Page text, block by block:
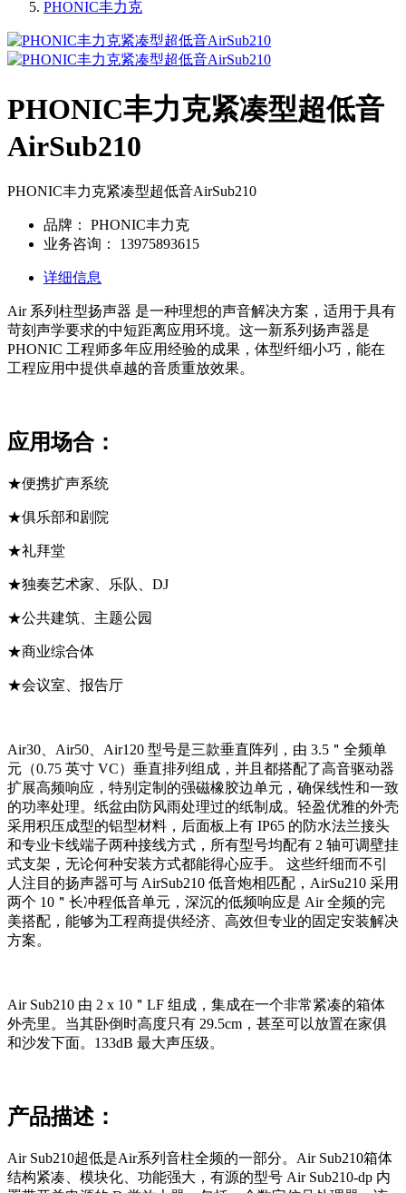
PHONIC丰力克
PHONIC丰力克紧凑型超低音
AirSub210
PHONIC丰力克紧凑型超低音AirSub210
品牌：
PHONIC丰力克
业务咨询：
13975893615
详细信息
Air 系列柱型扬声器 是一种理想的声音解决方案，适用于具有
苛刻声学要求的中短距离应用环境。这一新系列扬声器是
PHONIC 工程师多年应用经验的成果，体型纤细小巧，能在
工程应用中提供卓越的音质重放效果。
应用场合：
★便携扩声系统
★俱乐部和剧院
★礼拜堂
★独奏艺术家、乐队、DJ
★公共建筑、主题公园
★商业综合体
★会议室、报告厅
Air30、Air50、Air120 型号是三款垂直阵列，由 3.5＂全频单
元（0.75 英寸 VC）垂直排列组成，并且都搭配了高音驱动器
扩展高频响应，特别定制的强磁橡胶边单元，确保线性和一致
的功率处理。纸盆由防风雨处理过的纸制成。轻盈优雅的外壳
采用积压成型的铝型材料，后面板上有 IP65 的防水法兰接头
和专业卡线端子两种接线方式，所有型号均配有 2 轴可调壁挂
式支架，无论何种安装方式都能得心应手。 这些纤细而不引
人注目的扬声器可与 AirSub210 低音炮相匹配，AirSu210 采用
两个 10＂长冲程低音单元，深沉的低频响应是 Air 全频的完
美搭配，能够为工程商提供经济、高效但专业的固定安装解决
方案。
Air Sub210 由 2 x 10＂LF 组成，集成在一个非常紧凑的箱体
外壳里。当其卧倒时高度只有 29.5cm，甚至可以放置在家俱
和沙发下面。133dB 最大声压级。
产品描述：
Air Sub210超低是Air系列音柱全频的一部分。Air Sub210箱体
结构紧凑、模块化、功能强大，有源的型号 Air Sub210-dp 内